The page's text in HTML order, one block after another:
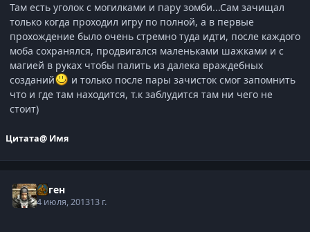
Там есть уголок с могилками и пару зомби...Сам зачищал
только когда проходил игру по полной, а в первые
прохождение было очень стремно туда идти, после каждого
моба сохранялся, продвигался маленьками шажками и с
магией в руках чтобы палить из далека враждебных
созданий
и только после пары зачисток смог запомнить
что и где там находится, т.к заблудится там ни чего не
стоит)
Цитата@ Имя
Хаген
4 июля, 201313 г.